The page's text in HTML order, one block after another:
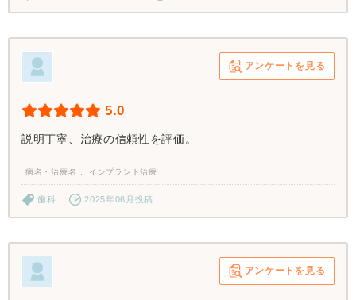
アンケートを見る
5.0
説明丁寧、治療の信頼性を評価。
病名・治療名 インプラント治療
歯科 2025年06月投稿
アンケートを見る